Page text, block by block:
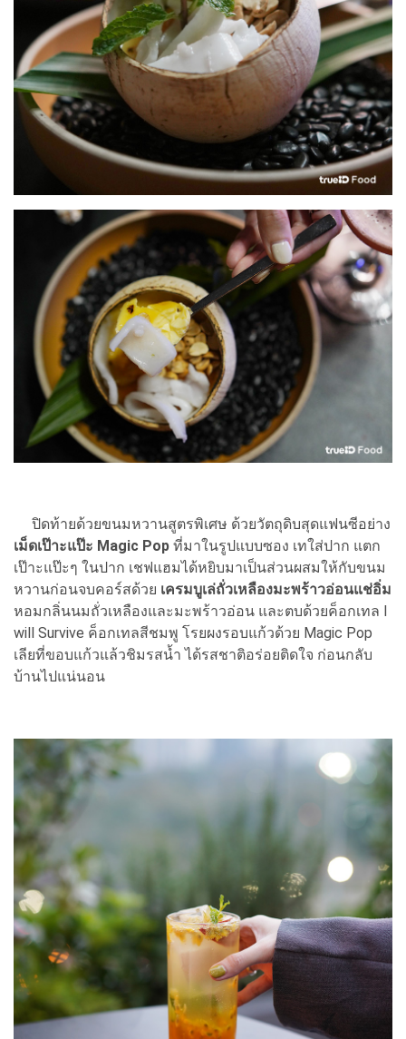
ปิดท้ายด้วยขนมหวานสูตรพิเศษ ด้วยวัตถุดิบสุดแฟนซีอย่าง
เม็ดเป๊าะแป๊ะ Magic Pop ที่มาในรูปแบบซอง เทใส่ปาก แตก
เป๊าะแป๊ะๆ ในปาก เชฟแฮมได้หยิบมาเป็นส่วนผสมให้กับขนม
หวานก่อนจบคอร์สด้วย เครมบูเล่ถั่วเหลืองมะพร้าวอ่อนแช่อิ่ม
หอมกลิ่นนมถั่วเหลืองและมะพร้าวอ่อน และตบด้วยค็อกเทล I
will Survive ค็อกเทลสีชมพู โรยผงรอบแก้วด้วย Magic Pop
เลียที่ขอบแก้วแล้วชิมรสน้ำ ได้รสชาติอร่อยติดใจ ก่อนกลับ
บ้านไปแน่นอน